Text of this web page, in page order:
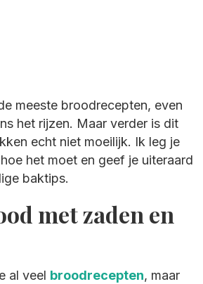
meeste broodrecepten, even
het rijzen. Maar verder is dit
echt niet moeilijk. Ik leg je
het moet en geef je uiteraard
baktips.
met zaden en
al veel broodrecepten, maar